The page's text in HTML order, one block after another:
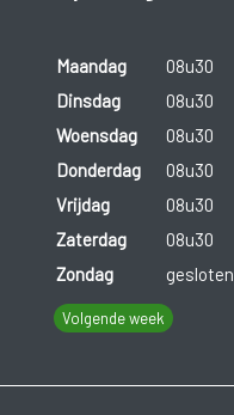
Maandag 08u30
Dinsdag
08u30
Woensdag
08u30
Donderdag
08u30
Vrijdag
08u30
Zaterdag
08u30
Zondag
gesloten
Volgende week